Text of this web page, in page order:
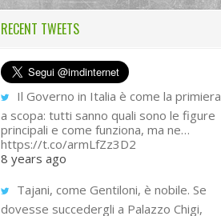
RECENT TWEETS
Il Governo in Italia è come la primiera
a scopa: tutti sanno quali sono le figure
principali e come funziona, ma ne…
https://t.co/armLfZz3D2
8 years ago
Tajani, come Gentiloni, è nobile. Se
dovesse succedergli a Palazzo Chigi,